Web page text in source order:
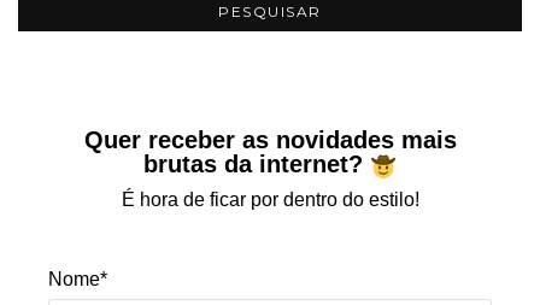
Quer receber as novidades mais
brutas da internet?
É hora de ficar por dentro do estilo!
Nome*